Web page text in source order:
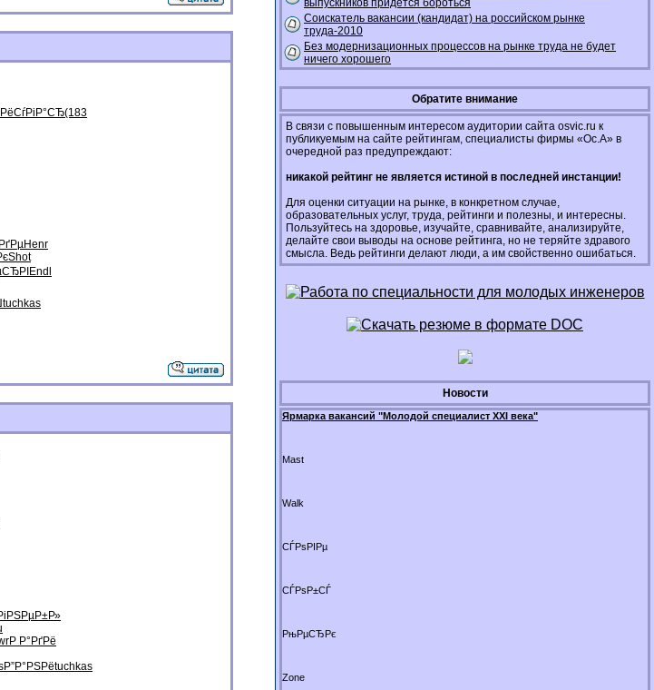
СѓРіР°СЂ(183
Henr
Shot
Endl
tuchkas
РЅРµР±Р»
Р Р°РґРё
Р”Р°РЅРёtuchkas
выпускников придется бороться
Соискатель вакансии (кандидат) на российском рынке
труда-2010
Без модернизационных процессов на рынке труда не будет
ничего хорошего
Обратите внимание
В связи с повышенным интересом аудитории сайта osvic.ru к
публикуемым на сайте рейтингам, специалисты фирмы «Ос.А» в
очередной раз предупреждают:
никакой рейтинг не является истиной в последней инстанции!
Для оценки ситуации на рынке, в конкретном случае,
образовательных услуг, труда, рейтинги и полезны, и интересны.
Пользуйтесь на здоровье, изучайте, сравнивайте, анализируйте,
делайте свои выводы на основе рейтинга, но не теряйте здравого
смысла. Ведь рейтинги делают люди, а им свойственно ошибаться.
Новости
Ярмарка вакансий "Молодой специалист XXI века"
Mast
Walk
СЃРѕРІРµ
СЃРѕР±СЃ
РњРµСЂРє
Zone